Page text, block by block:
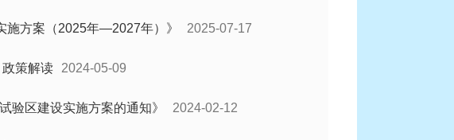
施方案（2025年—2027年）》 2025-07-17
政策解读 2024-05-09
验区建设实施方案的通知》 2024-02-12